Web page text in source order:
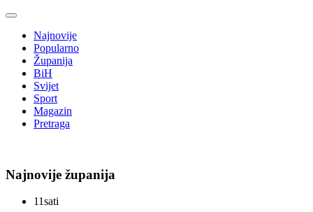
Najnovije
Popularno
Županija
BiH
Svijet
Sport
Magazin
Pretraga
Najnovije županija
11sati